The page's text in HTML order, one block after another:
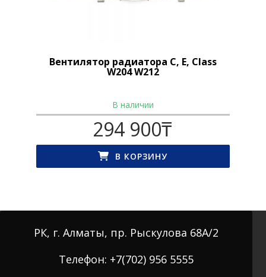
Вентилятор радиатора C, E, Class
W204 W212
В наличии
294 900₸
В КОРЗИНУ
РК, г. Алматы, пр. Рыскулова 68А/2
Телефон: +7(702) 956 5555